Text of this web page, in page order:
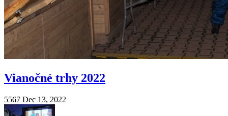
Vianočné trhy 2022
5567 Dec 13, 2022